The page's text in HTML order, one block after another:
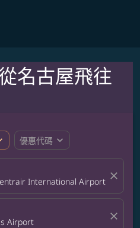
名古屋飛往
優惠代碼 expand_more
International Airport close
Airport close